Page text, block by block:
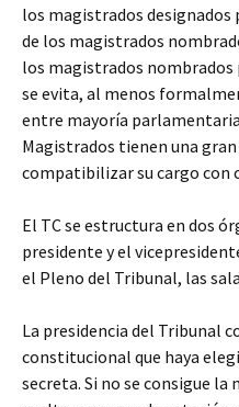
los magistrados designados
de los magistrados
los magistrados nombrados
se evita, al menos
entre mayoría
Magistrados tienen una
compatibilizar su cargo con
El TC se estructura en dos
presidente y el
el Pleno del Tribunal, las
La presidencia del Tribunal
constitucional que haya
secreta. Si no se consigue